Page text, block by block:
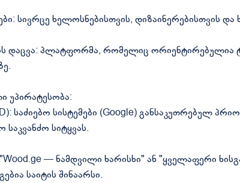
სივრცე ხელოსნებისთვის, დიზაინერებისთვის და
დაცვა: პლატფორმა, რომელიც ორიენტირებულია
უპირატესობა:
საძიებო სისტემები (Google) განსაკუთრებულ
საკვანძო სიტყვას.
— ნამდვილი ხარისხი" ან "ყველაფერი
საიტის შინაარსი.